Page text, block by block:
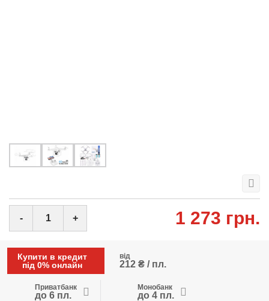
1 273 грн.
- +
Купити в кредит
під 0% онлайн
від
212 ₴ / пл.
Приватбанк
до 6 пл.
Монобанк
до 4 пл.